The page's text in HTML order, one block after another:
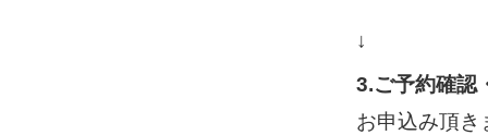
↓
3.ご予約確認
お申込み頂き